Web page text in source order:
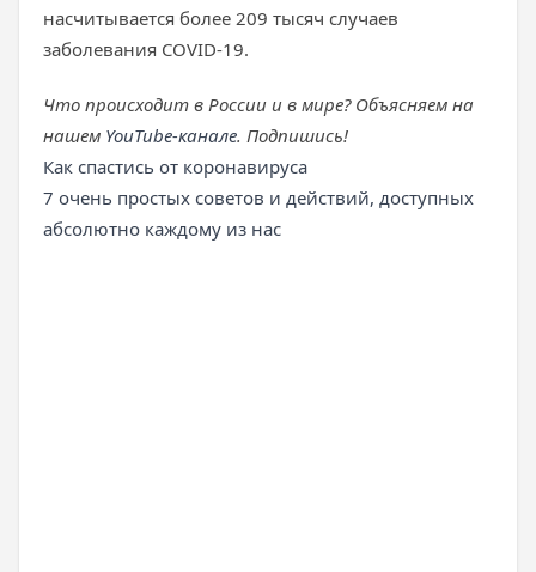
насчитывается более 209 тысяч случаев
заболевания COVID-19.
Что происходит в России и в мире? Объясняем на
нашем YouTube-канале. Подпишись!
Как спастись от коронавируса
7 очень простых советов и действий, доступных
абсолютно каждому из нас